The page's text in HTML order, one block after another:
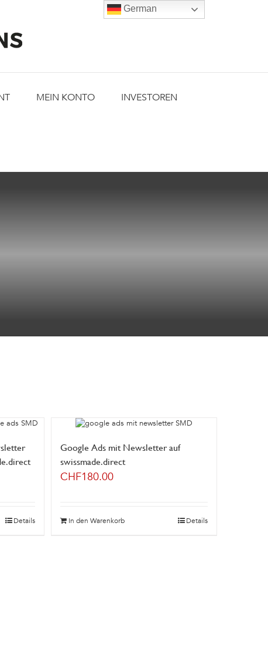
MEIN KONTO INVESTOREN
Details
Google Ads mit Newsletter auf
swissmade.direct
CHF180.00
In den Warenkorb Details
German